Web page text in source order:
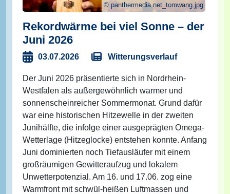
panthermedia.net_tomwang.jpg
Rekordwärme bei viel Sonne – der
Juni 2026
03.07.2026 Witterungsverlauf
Der Juni 2026 präsentierte sich in Nordrhein-
Westfalen als außergewöhnlich warmer und
sonnenscheinreicher Sommermonat. Grund dafür
war eine historischen Hitzewelle in der zweiten
Junihälfte, die infolge einer ausgeprägten Omega-
Wetterlage (Hitzeglocke) entstehen konnte. Anfang
Juni dominierten noch Tiefausläufer mit einem
großräumigen Gewitteraufzug und lokalem
Unwetterpotenzial. Am 16. und 17.06. zog eine
Warmfront mit schwül-heißen Luftmassen und